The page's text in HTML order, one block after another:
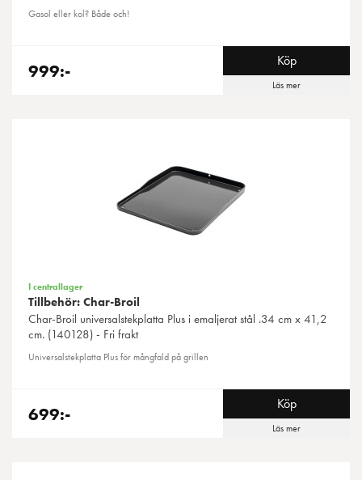
Gasol eller kol? Både och!
999:- Köp
Läs mer
I centrallager
Tillbehör: Char-Broil
Char-Broil universalstekplatta Plus i emaljerat stål .34 cm x 41,2
cm. (140128) - Fri frakt
Universalstekplatta Plus för mångfald på grillen
699:- Köp
Läs mer